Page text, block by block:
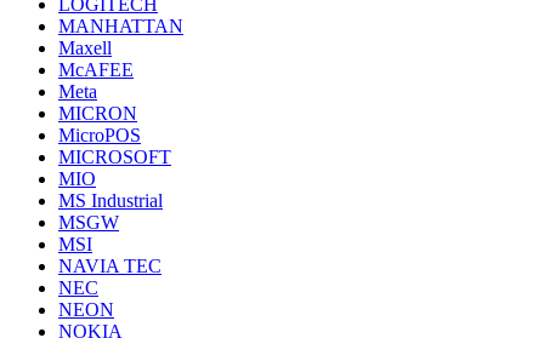
LOGITECH
MANHATTAN
Maxell
McAFEE
Meta
MICRON
MicroPOS
MICROSOFT
MIO
MS Industrial
MSGW
MSI
NAVIA TEC
NEC
NEON
NOKIA